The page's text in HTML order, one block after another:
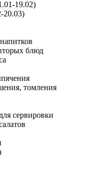
19.02)
20.03)
блюд
томления
сервировки